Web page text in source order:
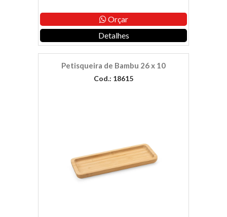
Orçar
Detalhes
Petisqueira de Bambu 26 x 10
Cod.: 18615